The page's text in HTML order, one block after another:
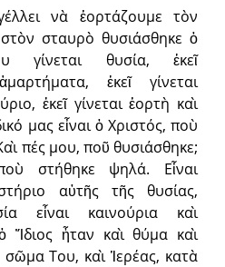
νὰ ἑορτάζουμε τὸν
σταυρὸ θυσιάσθηκε ὁ
γίνεται θυσία, ἐκεῖ
ἐκεῖ γίνεται
ἐκεῖ γίνεται ἑορτὴ καὶ
μας εἶναι ὁ Χριστός, ποὺ
πές μου, ποῦ θυσιάσθηκε;
στήθηκε ψηλά. Εἶναι
αὐτῆς τῆς θυσίας,
εἶναι καινούρια καὶ
Ἴδιος ἦταν καὶ θύμα καὶ
Του, καὶ Ἱερέας, κατὰ